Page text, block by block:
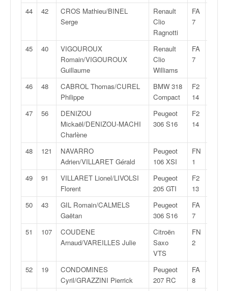
44 42
CROS Mathieu/BINEL
Serge
Renault
Clio
Ragnotti
FA
7
45 40
VIGOUROUX
Romain/VIGOUROUX
Guillaume
Renault
Clio
Williams
FA
7
46 48
CABROL Thomas/CUREL
Philippe
BMW 318
Compact
F2
14
47 56
DENIZOU
Mickaël/DENIZOU-MACHI
Charlène
Peugeot
306 S16
F2
14
48 121
NAVARRO
Adrien/VILLARET Gérald
Peugeot
106 XSI
FN
1
49 91
VILLARET Lionel/LIVOLSI
Florent
Peugeot
205 GTI
F2
13
50 43
GIL Romain/CALMELS
Gaëtan
Peugeot
306 S16
FA
7
51 107
COUDENE
Arnaud/VAREILLES Julie
Citroën
Saxo
VTS
FN
2
52 19
CONDOMINES
Cyril/GRAZZINI Pierrick
Peugeot
207 RC
FA
8